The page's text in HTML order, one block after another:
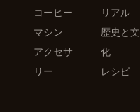
コーヒー
マシン
アクセサ
リー
リアル
歴史と文
化
レシピ